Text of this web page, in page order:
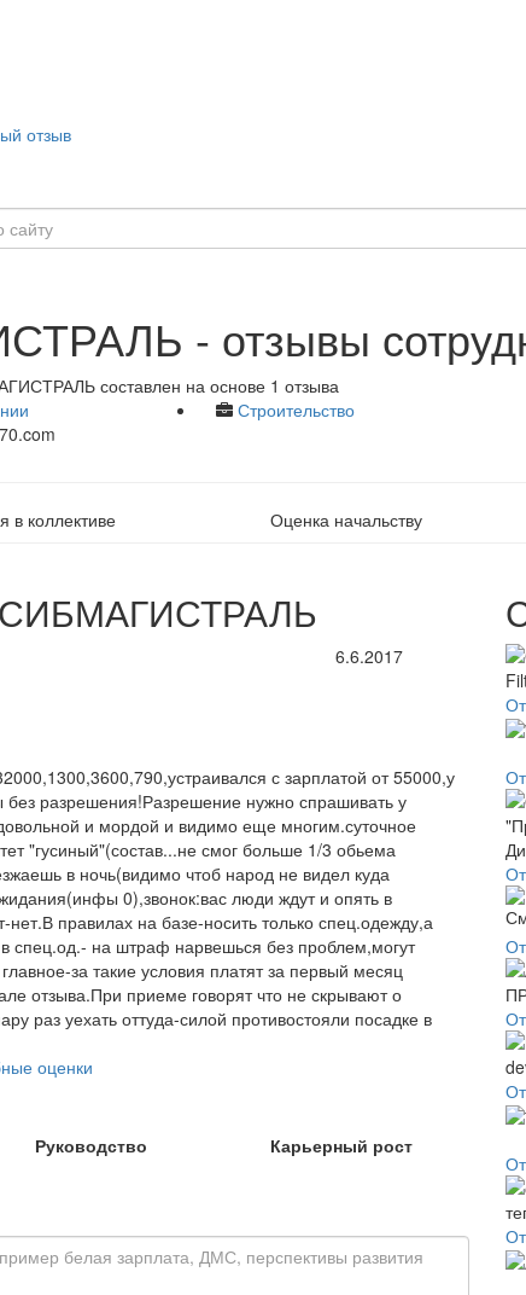
отзыв
- отзывы
составлен на основе 1 отзыва
Строительство
в коллективе Оценка начальству
СИБМАГИСТРАЛЬ
6.6.2017
с зарплатой от 55000,у
разрешения!Разрешение нужно спрашивать у
и мордой и видимо еще многим.суточное
"гусиный"(состав...не смог больше 1/3 обьема
в ночь(видимо чтоб народ не видел куда
0),звонок:вас люди ждут и опять в
правилах на базе-носить только спец.одежду,а
спец.од.- на штраф нарвешься без проблем,могут
за такие условия платят за первый месяц
отзыва.При приеме говорят что не скрывают о
раз уехать оттуда-силой противостояли посадке в
оценки
Руководство Карьерный рост